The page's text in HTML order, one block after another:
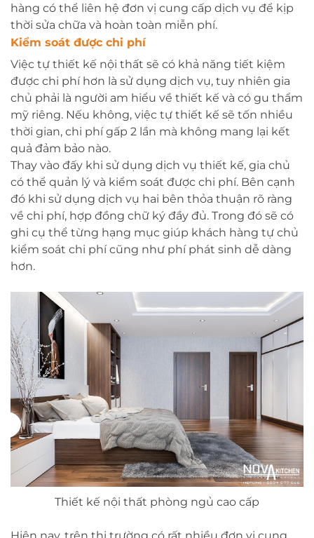
hàng có thể liên hệ đơn vị cung cấp dịch vụ để kịp
thời sửa chữa và hoàn toàn miễn phí.
Kiểm soát được chi phí
Việc tự thiết kế nội thất sẽ có khả năng tiết kiệm
được chi phí hơn là sử dụng dịch vụ, tuy nhiên gia
chủ phải là người am hiểu về thiết kế và có gu thẩm
mỹ riêng. Nếu không, việc tự thiết kế sẽ tốn nhiều
thời gian, chi phí gấp 2 lần mà không mang lại kết
quả đảm bảo nào.
Thay vào đấy khi sử dụng dịch vụ thiết kế, gia chủ
có thể quản lý và kiểm soát được chi phí. Bên cạnh
đó khi sử dụng dịch vụ hai bên thỏa thuận rõ ràng
về chi phí, hợp đồng chữ ký đầy đủ. Trong đó sẽ có
ghi cụ thể từng hạng mục giúp khách hàng tự chủ
kiểm soát chi phí cũng như phí phát sinh dễ dàng
hơn.
Thiết kế nội thất phòng ngủ cao cấp